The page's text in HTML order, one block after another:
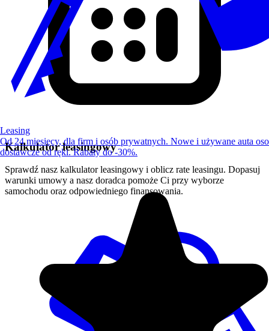
Kalkulator leasingowy
Sprawdź nasz kalkulator leasingowy i oblicz rate leasingu. Dopasuj
warunki umowy a nasz doradca pomoże Ci przy wyborze
samochodu oraz odpowiedniego finansowania.
Leasing
Od 24 miesięcy, dla firm i osób prywatnych. Nowe i używane auta
dostawcze od ręki. Rabaty do -30%.